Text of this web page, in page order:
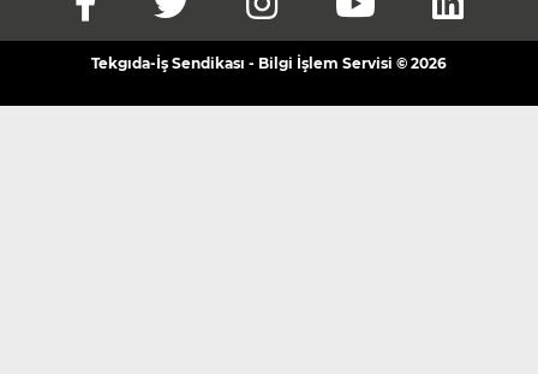
Tekgıda-İş Sendikası - Bilgi İşlem Servisi © 2026